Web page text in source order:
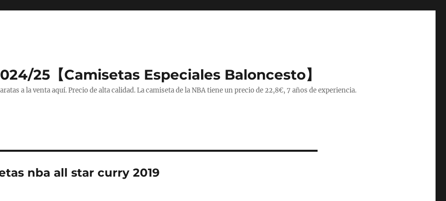
25【Camisetas Especiales Baloncesto】
a la venta aquí. Precio de alta calidad. La camiseta de la NBA tiene un precio de 22,8€, 7 años de experiencia.
nba all star curry 2019